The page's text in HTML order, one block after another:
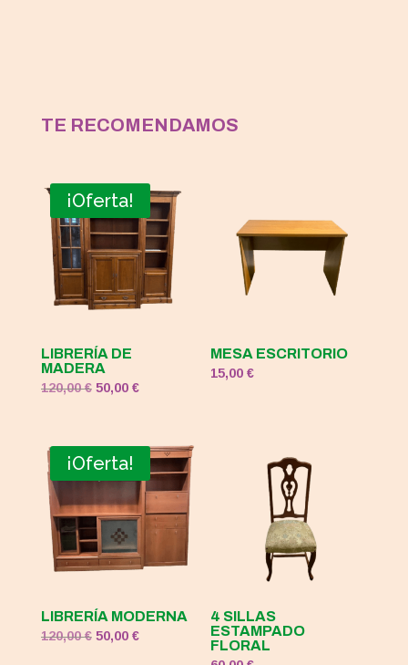
TE RECOMENDAMOS
¡Oferta!
LIBRERÍA DE
MADERA
120,00€ El
era:
120,00 €.
50,00 €El
es:
50,00 €.
MESA ESCRITORIO
15,00€
¡Oferta!
LIBRERÍA MODERNA
120,00€ El
50,00 €El
4 SILLAS
ESTAMPADO
FLORAL